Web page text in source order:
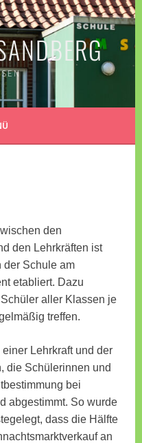
den
den Lehrkräften ist
der Schule am
etabliert. Dazu
aller Klassen je
treffen.
Lehrkraft und der
die Schülerinnen und
bei
abgestimmt. So wurde
dass die Hälfte
an